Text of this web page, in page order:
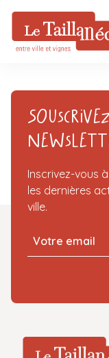
Inscrivez-vous
les dernières
ville.